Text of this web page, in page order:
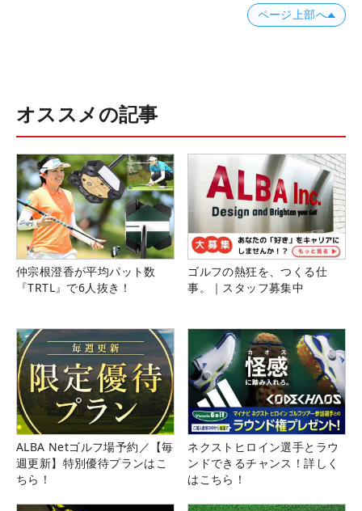
ページ上部へ
オススメの記事
仲宗根澄香が平均パット数
『TRTL』で6人抜き！
ゴルフの熱狂を、つくる仕
事。｜スタッフ募集中
ALBA Netゴルフ場予約／【毎
週更新】特別優待プランはこ
ちら！
ネクストヒロイン選手とラウ
ンドできるチャンス！詳しく
はこちら！